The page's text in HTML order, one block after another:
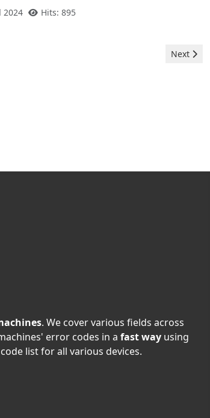
2024 Hits: 895
Next
Next
. We cover various fields across
error codes in a fast wayusing
list for all various devices.